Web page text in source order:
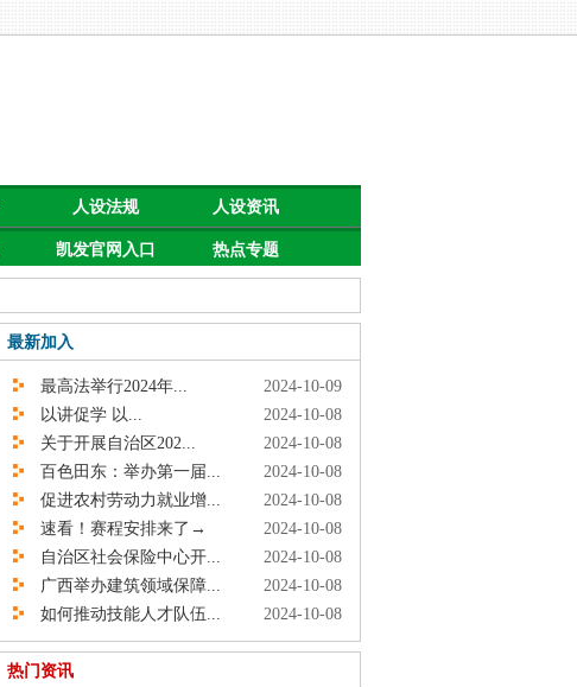
人设法规 人设资讯
凯发官网入口 热点专题
最新加入
最高法举行2024年...
2024-10-09
以讲促学 以...
2024-10-08
关于开展自治区202...
2024-10-08
百色田东：举办第一届...
2024-10-08
促进农村劳动力就业增...
2024-10-08
速看！赛程安排来了→
2024-10-08
自治区社会保险中心开...
2024-10-08
广西举办建筑领域保障...
2024-10-08
如何推动技能人才队伍...
2024-10-08
热门资讯